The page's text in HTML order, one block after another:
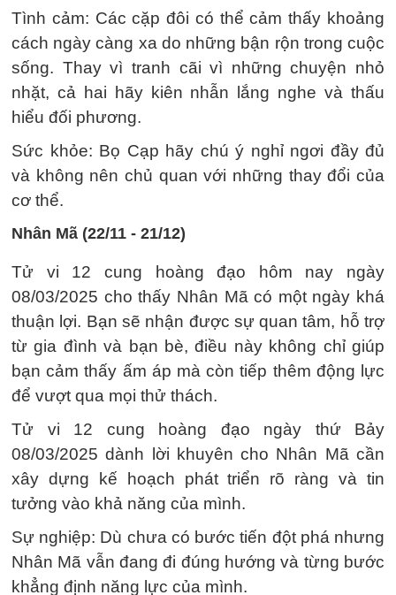
Tình cảm: Các cặp đôi có thể cảm thấy khoảng
cách ngày càng xa do những bận rộn trong cuộc
sống. Thay vì tranh cãi vì những chuyện nhỏ
nhặt, cả hai hãy kiên nhẫn lắng nghe và thấu
hiểu đối phương.
Sức khỏe: Bọ Cạp hãy chú ý nghỉ ngơi đầy đủ
và không nên chủ quan với những thay đổi của
cơ thể.
Nhân Mã (22/11 - 21/12)
Tử vi 12 cung hoàng đạo hôm nay ngày
08/03/2025 cho thấy Nhân Mã có một ngày khá
thuận lợi. Bạn sẽ nhận được sự quan tâm, hỗ trợ
từ gia đình và bạn bè, điều này không chỉ giúp
bạn cảm thấy ấm áp mà còn tiếp thêm động lực
để vượt qua mọi thử thách.
Tử vi 12 cung hoàng đạo ngày thứ Bảy
08/03/2025 dành lời khuyên cho Nhân Mã cần
xây dựng kế hoạch phát triển rõ ràng và tin
tưởng vào khả năng của mình.
Sự nghiệp: Dù chưa có bước tiến đột phá nhưng
Nhân Mã vẫn đang đi đúng hướng và từng bước
khẳng định năng lực của mình.